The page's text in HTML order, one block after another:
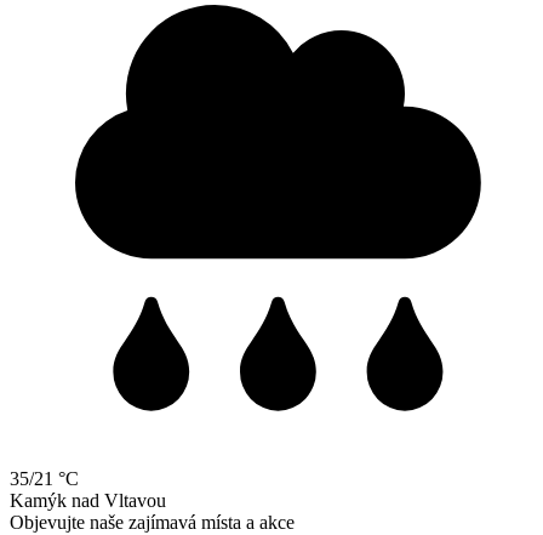
35/21 °C
Kamýk nad Vltavou
Objevujte naše zajímavá místa a akce